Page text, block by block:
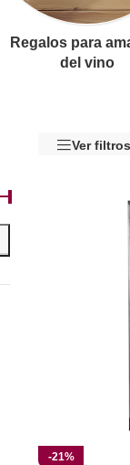
Regalos para
del vino
Ver filtros
-21%